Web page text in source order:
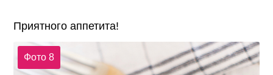
Приятного аппетита!
Фото 8